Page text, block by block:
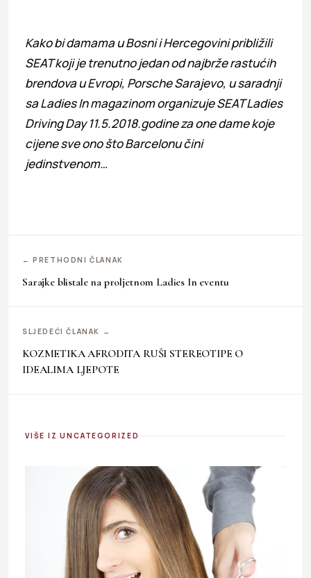
Kako bi damama u Bosni i Hercegovini približili
SEAT koji je trenutno jedan od najbrže rastućih
brendova u Evropi, Porsche Sarajevo, u saradnji
sa Ladies In magazinom organizuje SEAT Ladies
Driving Day 11.5.2018.godine za one dame koje
cijene sve ono što Barcelonu čini
jedinstvenom…
← PRETHODNI ČLANAK
Sarajke blistale na proljetnom Ladies In eventu
SLJEDEĆI ČLANAK →
KOZMETIKA AFRODITA RUŠI STEREOTIPE O
IDEALIMA LJEPOTE
VIŠE IZ UNCATEGORIZED